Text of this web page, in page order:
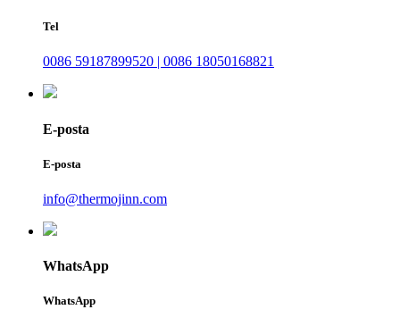
Tel
0086 59187899520 | 0086 18050168821
E-posta
E-posta
info@thermojinn.com
WhatsApp
WhatsApp